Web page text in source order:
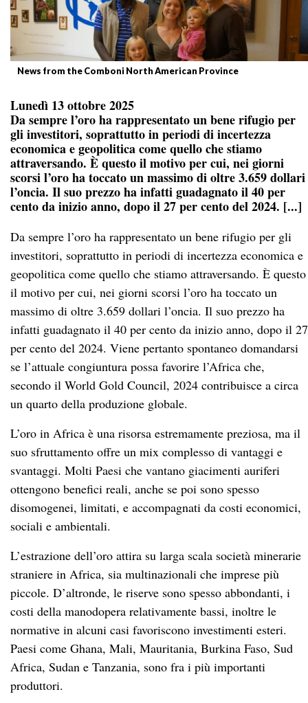
News from the Comboni North American Province
Lunedì 13 ottobre 2025
Da sempre l’oro ha rappresentato un bene rifugio per
gli investitori, soprattutto in periodi di incertezza
economica e geopolitica come quello che stiamo
attraversando. È questo il motivo per cui, nei giorni
scorsi l’oro ha toccato un massimo di oltre 3.659 dollari
l’oncia. Il suo prezzo ha infatti guadagnato il 40 per
cento da inizio anno, dopo il 27 per cento del 2024. [...]
Da sempre l’oro ha rappresentato un bene rifugio per gli
investitori, soprattutto in periodi di incertezza economica e
geopolitica come quello che stiamo attraversando. È questo
il motivo per cui, nei giorni scorsi l’oro ha toccato un
massimo di oltre 3.659 dollari l’oncia. Il suo prezzo ha
infatti guadagnato il 40 per cento da inizio anno, dopo il 27
per cento del 2024. Viene pertanto spontaneo domandarsi
se l’attuale congiuntura possa favorire l’Africa che,
secondo il World Gold Council, 2024 contribuisce a circa
un quarto della produzione globale.
L’oro in Africa è una risorsa estremamente preziosa, ma il
suo sfruttamento offre un mix complesso di vantaggi e
svantaggi. Molti Paesi che vantano giacimenti auriferi
ottengono benefici reali, anche se poi sono spesso
disomogenei, limitati, e accompagnati da costi economici,
sociali e ambientali.
L’estrazione dell’oro attira su larga scala società minerarie
straniere in Africa, sia multinazionali che imprese più
piccole. D’altronde, le riserve sono spesso abbondanti, i
costi della manodopera relativamente bassi, inoltre le
normative in alcuni casi favoriscono investimenti esteri.
Paesi come Ghana, Mali, Mauritania, Burkina Faso, Sud
Africa, Sudan e Tanzania, sono fra i più importanti
produttori.